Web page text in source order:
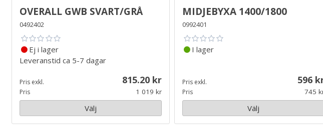
Overall GWB Svart/Grå
0492402
Ej i lager
Leveranstid ca 5-7 dagar
Pris exkl. 815.20
Pris 1 019
Välj
Midjebyxa 1400/1800
0992401
I lager
Pris exkl. 596
Pris 745
Välj